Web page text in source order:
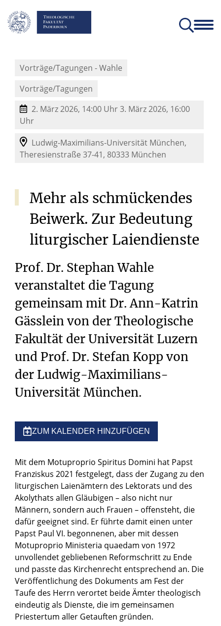
Vorträge/Tagungen - Wahle
Vorträge/Tagungen
2. März 2026, 14:00 Uhr3. März 2026, 16:00
Uhr
Ludwig-Maximilians-Universität München,
Theresienstraße 37-41, 80333 München
Mehr als schmückendes
Beiwerk. Zur Bedeutung
liturgischer Laiendienste
Prof. Dr. Stephan Wahle
veranstaltet die Tagung
gemeinsam mit Dr. Ann-Katrin
Gässlein von der Theologische
Fakultät der Universität Luzern
und Prof. Dr. Stefan Kopp von
der Ludwig-Maximilians-
Universität München.
ZUM KALENDER HINZUFÜGEN
Mit dem Motuproprio Spiritus Domini hat Papst
Franziskus 2021 festgelegt, dass der Zugang zu den
liturgischen Laienämtern des Lektorats und des
Akolythats allen Gläubigen – also nicht nur
Männern, sondern auch Frauen – offensteht, die
dafür geeignet sind. Er führte damit einen unter
Papst Paul VI. begonnenen, aber mit dessen
Motuproprio Ministeria quaedam von 1972
unvollendet gebliebenen Reformschritt zu Ende
und passte das Kirchenrecht entsprechend an. Die
Veröffentlichung des Dokuments am Fest der
Taufe des Herrn verortet beide Ämter theologisch
eindeutig als Dienste, die im gemeinsamen
Priestertum aller Getauften gründen.